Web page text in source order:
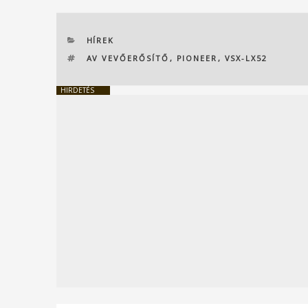
KATEGÓRIÁK
HÍREK
CÍMKÉK
AV VEVŐERŐSÍTŐ , PIONEER , VSX-LX52
HIRDETÉS